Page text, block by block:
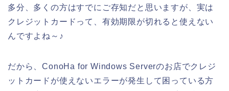
多分、多くの方はすでにご存知だと思いますが、実は
クレジットカードって、有効期限が切れると使えない
んですよね～♪
だから、ConoHa for Windows Serverのお店でクレジ
ットカードが使えないエラーが発生して困っている方